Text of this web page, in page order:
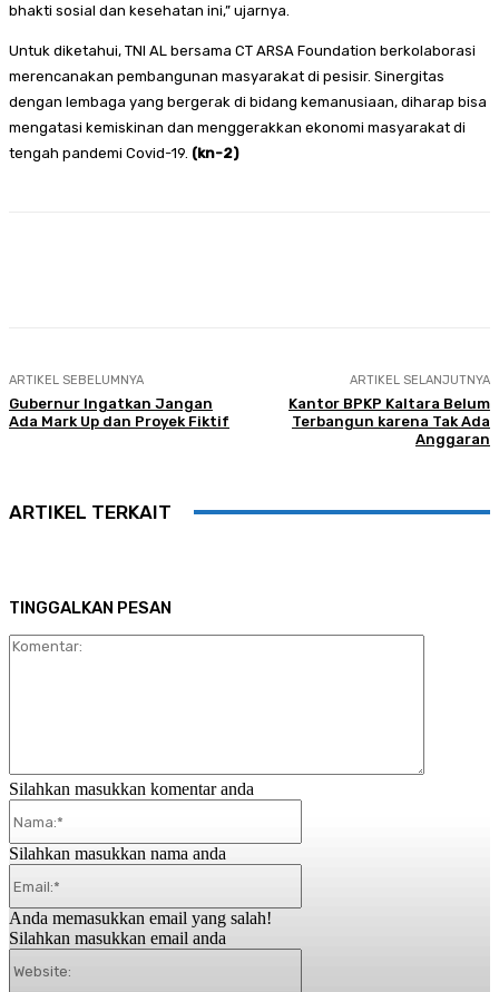
bhakti sosial dan kesehatan ini,” ujarnya.
Untuk diketahui, TNI AL bersama CT ARSA Foundation berkolaborasi
merencanakan pembangunan masyarakat di pesisir. Sinergitas
dengan lembaga yang bergerak di bidang kemanusiaan, diharap bisa
mengatasi kemiskinan dan menggerakkan ekonomi masyarakat di
tengah pandemi Covid-19. (kn-2)
ARTIKEL SEBELUMNYA
Gubernur Ingatkan Jangan
Ada Mark Up dan Proyek Fiktif
ARTIKEL SELANJUTNYA
Kantor BPKP Kaltara Belum
Terbangun karena Tak Ada
Anggaran
ARTIKEL TERKAIT
TINGGALKAN PESAN
Silahkan masukkan komentar anda
Silahkan masukkan nama anda
Anda memasukkan email yang salah!
Silahkan masukkan email anda